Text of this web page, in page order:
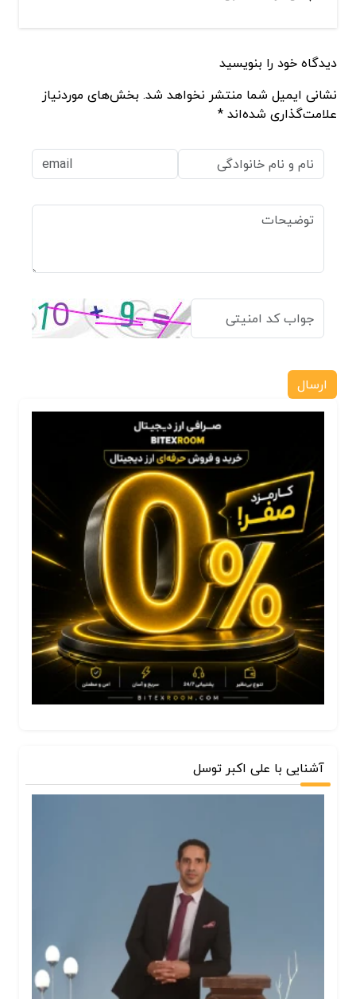
دیدگاه خود را بنویسید
نشانی ایمیل شما منتشر نخواهد شد. بخش‌های موردنیاز
علامت‌گذاری شده‌اند *
ارسال
آشنایی با علی اکبر توسل